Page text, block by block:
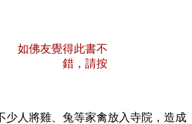
如佛友覺得此書不
錯，請按
人將雞、兔等家禽放入寺院，造成